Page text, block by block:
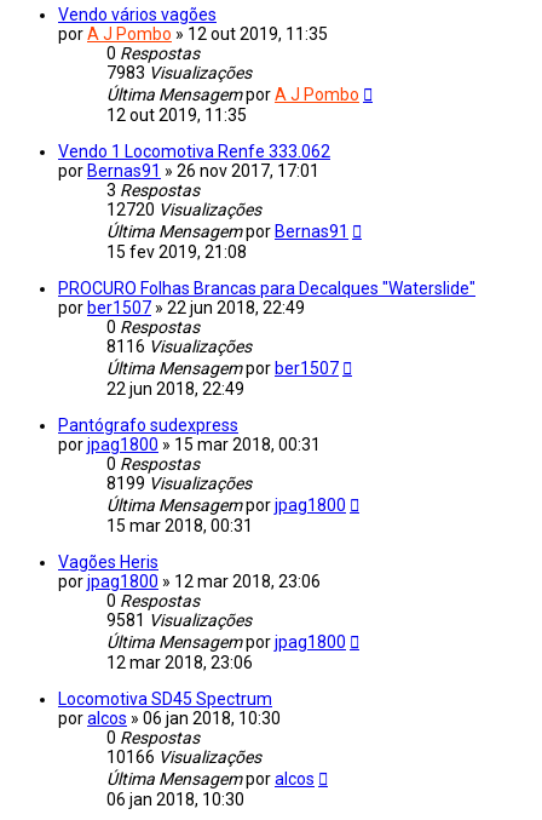
Vendo vários vagões
porA J Pombo » 12 out 2019, 11:35
0 Respostas
7983 Visualizações
Última MensagemporA J Pombo
12 out 2019, 11:35
Vendo 1 Locomotiva Renfe 333.062
por Bernas91 » 26 nov 2017, 17:01
3 Respostas
12720 Visualizações
Última Mensagempor Bernas91
15 fev 2019, 21:08
PROCURO Folhas Brancas para Decalques "Waterslide"
por ber1507 » 22 jun 2018, 22:49
0 Respostas
8116 Visualizações
Última Mensagempor ber1507
22 jun 2018, 22:49
Pantógrafo sudexpress
porjpag1800 » 15 mar 2018, 00:31
0 Respostas
8199 Visualizações
Última Mensagemporjpag1800
15 mar 2018, 00:31
Vagões Heris
porjpag1800 » 12 mar 2018, 23:06
0 Respostas
9581 Visualizações
Última Mensagemporjpag1800
12 mar 2018, 23:06
Locomotiva SD45 Spectrum
poralcos » 06 jan 2018, 10:30
0 Respostas
10166 Visualizações
Última Mensagemporalcos
06 jan 2018, 10:30